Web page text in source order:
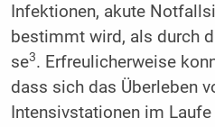
Infektionen, akute
bestimmt wird, als durch
se3. Erfreulicherweise
dass sich das Überleben
Intensivstationen im